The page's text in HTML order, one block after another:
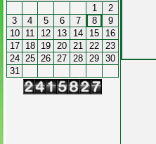
1
2
3
4 5 6 7 8
9
10
11 12 13 14 15
16
17
18 19 20 21 22 23
24 25 26 27 28 29 30
31